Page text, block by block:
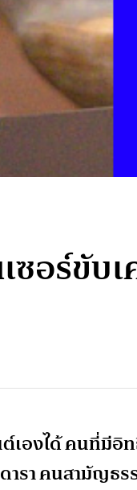
ซอร์ขั
องได้ คนที่มีอิ
รา คนสามัญธ